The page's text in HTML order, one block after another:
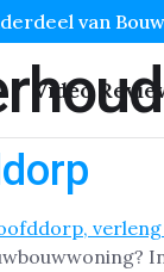
van
Video